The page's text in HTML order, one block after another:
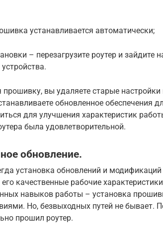
устанавливается автоматически;
– перезагрузите роутер и зайдите
прошивку, вы удаляете старые
обновленное обеспечения
для улучшения характеристик
была удовлетворительной.
обновление.
установка обновлений и
качественные рабочие
навыков работы – установка
Но, безвыходных путей не бывает.
прошил роутер.